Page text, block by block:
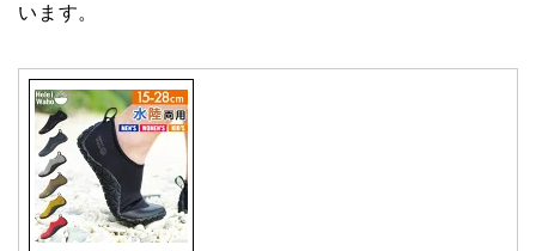
います。